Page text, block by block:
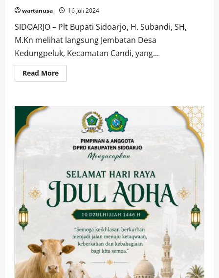
wartanusa 16 Juli 2024
SIDOARJO – Plt Bupati Sidoarjo, H. Subandi, SH,
M.Kn melihat langsung Jembatan Desa
Kedungpeluk, Kecamatan Candi, yang...
Read MoreRead
more
Jembatan
Bailey,
Bentuk
Jembatan
Candi